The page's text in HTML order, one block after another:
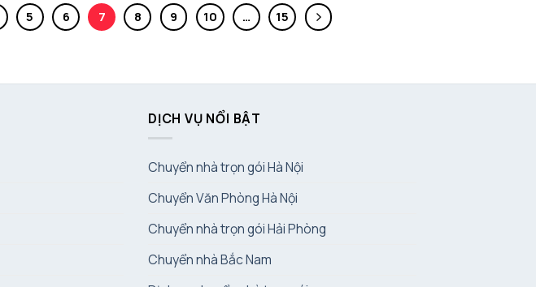
5 6 7 8 9 10 … 15
DỊCH VỤ NỔI BẬT
Chuyển nhà trọn gói Hà Nội
Chuyển Văn Phòng Hà Nội
Chuyển nhà trọn gói Hải Phòng
Chuyển nhà Bắc Nam